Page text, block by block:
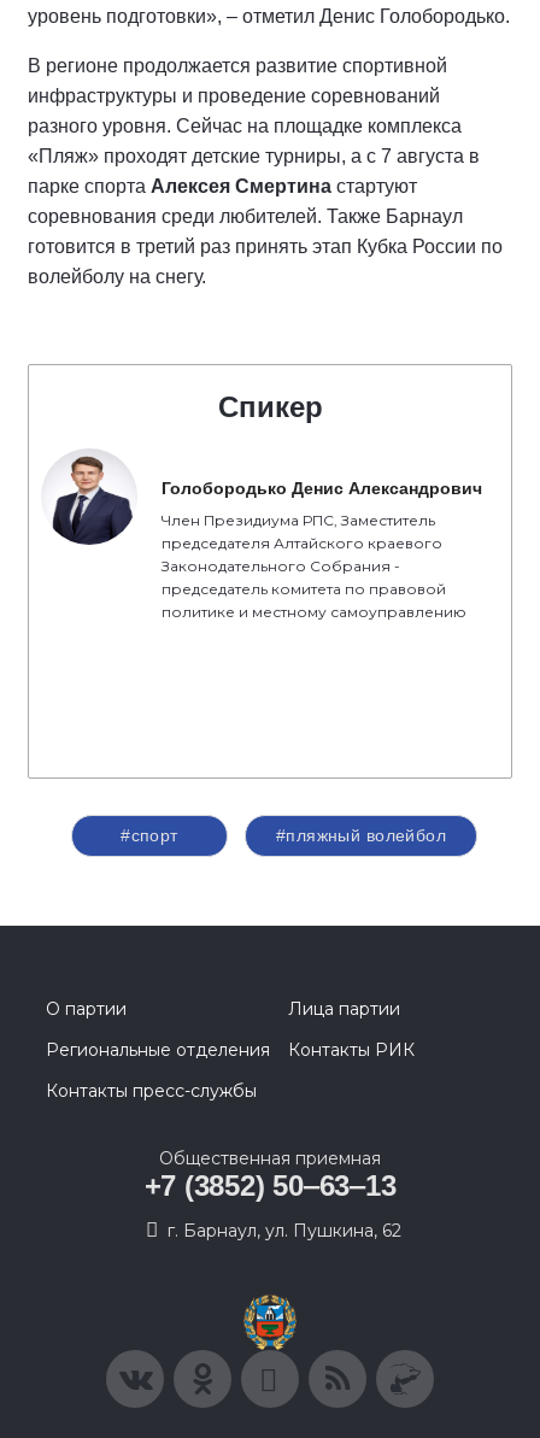
уровень подготовки», – отметил Денис Голобородько.
В регионе продолжается развитие спортивной
инфраструктуры и проведение соревнований
разного уровня. Сейчас на площадке комплекса
«Пляж» проходят детские турниры, а с 7 августа в
парке спорта Алексея Смертина стартуют
соревнования среди любителей. Также Барнаул
готовится в третий раз принять этап Кубка России по
волейболу на снегу.
Спикер
Голобородько Денис Александрович
Член Президиума РПС, Заместитель
председателя Алтайского краевого
Законодательного Собрания -
председатель комитета по правовой
политике и местному самоуправлению
#спорт #пляжный волейбол
О партии
Лица партии
Региональные отделения
Контакты РИК
Контакты пресс-службы
Общественная приемная
+7 (3852) 50‒63‒13
г. Барнаул, ул. Пушкина, 62